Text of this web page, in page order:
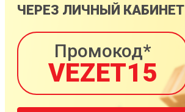
ЧЕРЕЗ ЛИЧНЫЙ КАБИНЕТ
Промокод*
VEZET15